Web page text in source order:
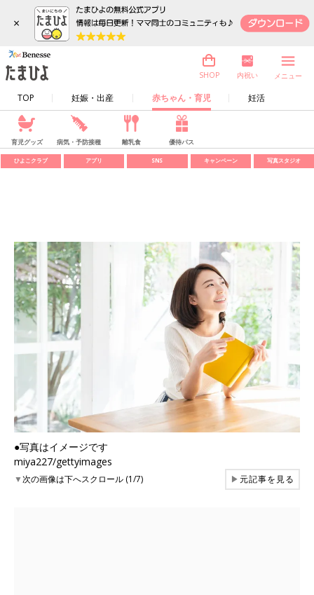
×
TOP 妊娠・出産 赤ちゃん・育児 妊活
SHOP 内祝い メニュー
育児グッズ 病気・予防接種 離乳食 優待パス
ひよこクラブ アプリ SNS キャンペーン 写真スタジオ
●写真はイメージです
miya227/gettyimages
▼次の画像は下へスクロール (1/7) ▶元記事を見る